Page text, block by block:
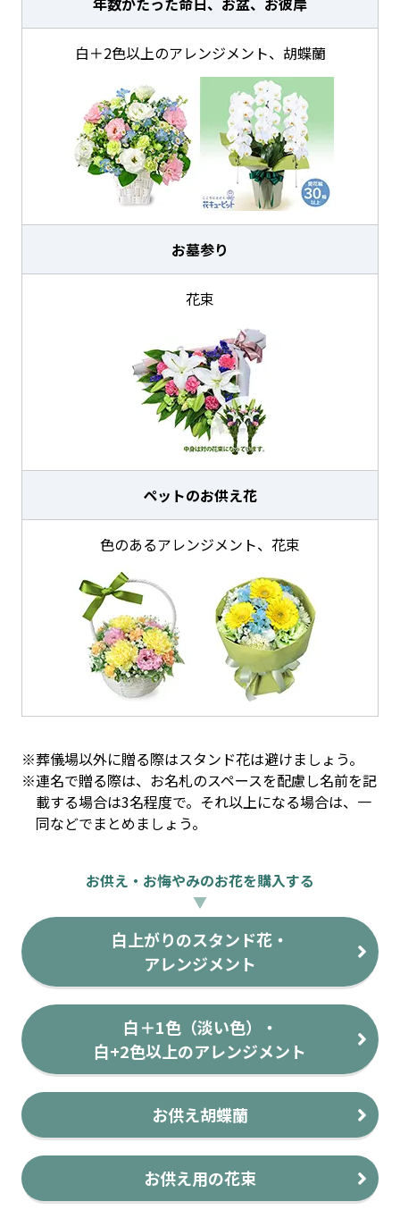
白＋2色以上のアレンジメント、胡蝶蘭
お墓参り
花束
ペットのお供え花
色のあるアレンジメント、花束
※葬儀場以外に贈る際はスタンド花は避けましょう。
※連名で贈る際は、お名札のスペースを配慮し名前を記
載する場合は3名程度で。それ以上になる場合は、一
同などでまとめましょう。
お供え・お悔やみのお花を購入する
▼
白上がりのスタンド花・
アレンジメント
白＋1色（淡い色）・
白+2色以上のアレンジメント
お供え胡蝶蘭
お供え用の花束